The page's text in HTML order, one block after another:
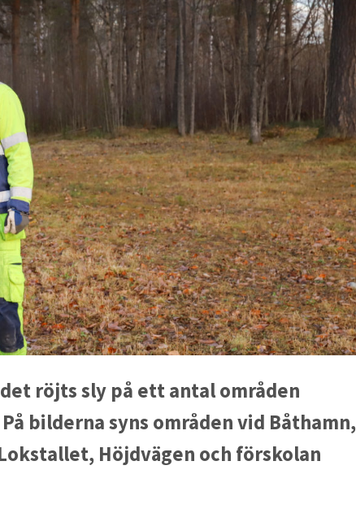
röjts sly på ett antal områden
bilderna syns områden vid Båthamn,
Höjdvägen och förskolan